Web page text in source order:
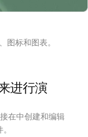
标和图表。
进行演
在中创建和编辑